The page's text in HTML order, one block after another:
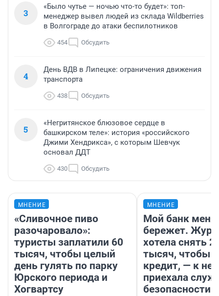
3
«Было чутье — ночью что-то будет»: топ-
менеджер вывел людей из склада Wildberries
в Волгограде до атаки беспилотников
454 Обсудить
4
День ВДВ в Липецке: ограничения движения
транспорта
438 Обсудить
5
«Негритянское блюзовое сердце в
башкирском теле»: история «российского
Джими Хендрикса», с которым Шевчук
основал ДДТ
430 Обсудить
МНЕНИЕ
«Сливочное пиво
разочаровало»:
туристы заплатили 60
тысяч, чтобы целый
день гулять по парку
Юрского периода и
Хогвартсу
МНЕНИЕ
Мой банк меня
бережет.
хотела снять
тысяч, чтобы
кредит, — к
приехала
безопасности